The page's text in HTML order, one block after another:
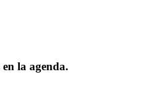
en la agenda.